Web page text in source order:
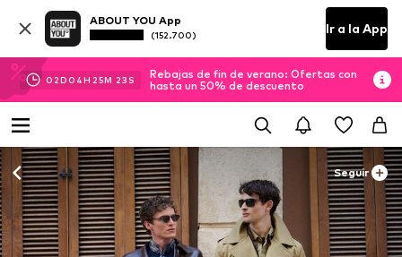
ABOUT YOU App
(152.700) Ir a la App
02D 04H 25M 21 S
Rebajas de fin de verano: Ofertas con
hasta un 50% de descuento
Seguir